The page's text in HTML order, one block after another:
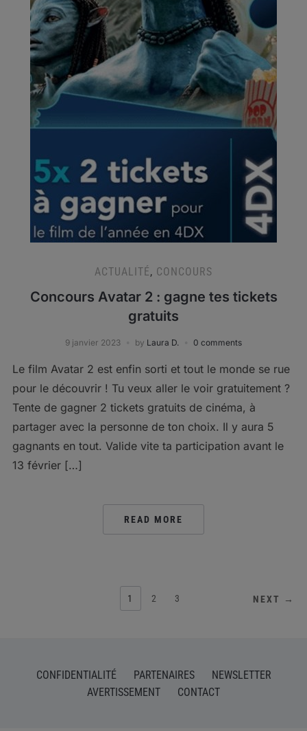
ACTUALITÉ, CONCOURS
Concours Avatar 2 : gagne tes tickets
gratuits
9 janvier 2023 by Laura D. 0 comments
Le film Avatar 2 est enfin sorti et tout le monde se rue
pour le découvrir ! Tu veux aller le voir gratuitement ?
Tente de gagner 2 tickets gratuits de cinéma, à
partager avec la personne de ton choix. Il y aura 5
gagnants en tout. Valide vite ta participation avant le
13 février […]
READ MORE
1 2 3 NEXT →
CONFIDENTIALITÉ PARTENAIRES
NEWSLETTER
AVERTISSEMENT
CONTACT